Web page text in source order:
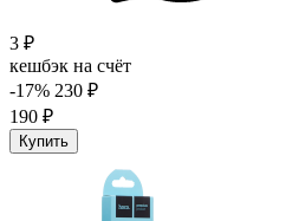
3 ₽
кешбэк на счёт
-17% 230 ₽
190 ₽
Купить